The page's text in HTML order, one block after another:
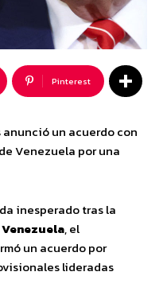
Pinterest
un acuerdo con
Venezuela por una
inesperado tras la
Venezuela, el
un acuerdo por
lideradas